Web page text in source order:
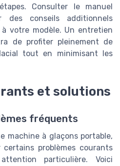
Consulter le manuel
des conseils additionnels
votre modèle. Un entretien
de profiter pleinement de
tout en minimisant les
et solutions
fréquents
machine à glaçons portable,
problèmes courants
particulière. Voici